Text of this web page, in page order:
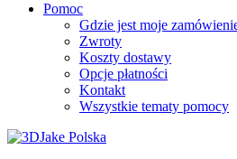
Pomoc
Gdzie jest moje
Zwroty
Koszty dostawy
Opcje płatności
Kontakt
Wszystkie tematy pomocy